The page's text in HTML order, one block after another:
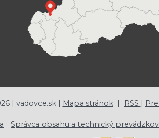
| vadovce.sk | Mapa stránok| RSS |
Správca obsahu a technický